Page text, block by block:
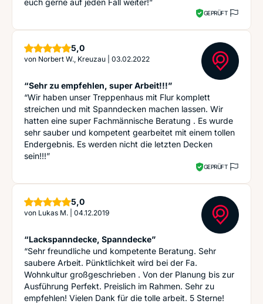
euch gerne auf jeden Fall weiter!”
GEPRÜFT
5,0Sterne
von Norbert W., Kreuzau 03.02.2022
“Sehr zu empfehlen, super Arbeit!!!”
“Wir haben unser Treppenhaus mit Flur komplett
streichen und mit Spanndecken machen lassen. Wir
hatten eine super Fachmännische Beratung . Es wurde
sehr sauber und kompetent gearbeitet mit einem tollen
Endergebnis. Es werden nicht die letzten Decken
sein!!!”
GEPRÜFT
5,0Sterne
von Lukas M. 04.12.2019
“Lackspanndecke, Spanndecke”
“Sehr freundliche und kompetente Beratung. Sehr
saubere Arbeit. Pünktlichkeit wird bei der Fa.
Wohnkultur großgeschrieben . Von der Planung bis zur
Ausführung Perfekt. Preislich im Rahmen. Sehr zu
empfehlen! Vielen Dank für die tolle arbeit. 5 Sterne!